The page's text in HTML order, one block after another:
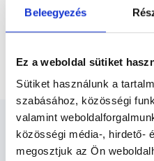
Beleegyezés
Ez a weboldal sütiket
Sütiket használunk a
szabásához, közösségi
valamint
közösségi média-, hirdető-
megosztjuk az Ön
Főoldal Belgyógyász
Leletmegtekintő rövid